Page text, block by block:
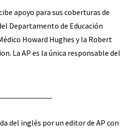
apoyo para sus coberturas de
Departamento de Educación
Howard Hughes y la Robert
La AP es la única responsable del
del inglés por un editor de AP con